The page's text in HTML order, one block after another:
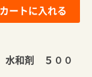
カートに入れる
水和剤 ５００